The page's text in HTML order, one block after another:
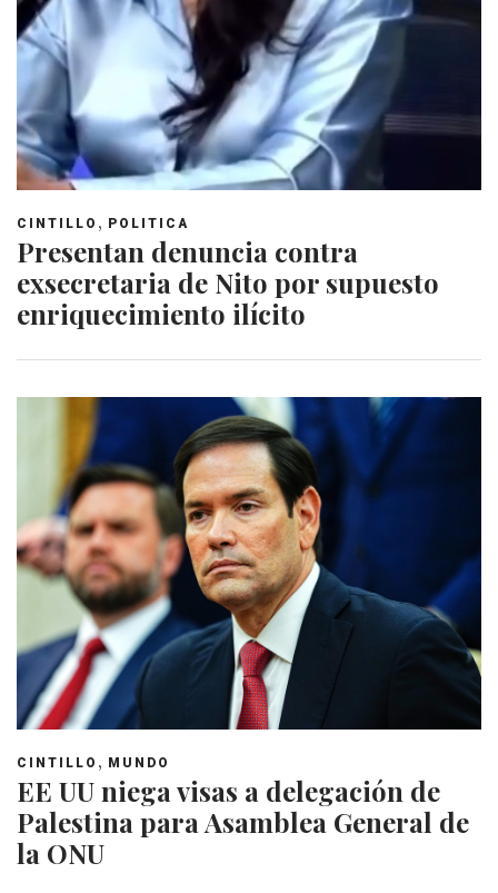
CINTILLO , POLITICA
Presentan denuncia contra
exsecretaria de Nito por supuesto
enriquecimiento ilícito
CINTILLO , MUNDO
EE UU niega visas a delegación de
Palestina para Asamblea General de
la ONU